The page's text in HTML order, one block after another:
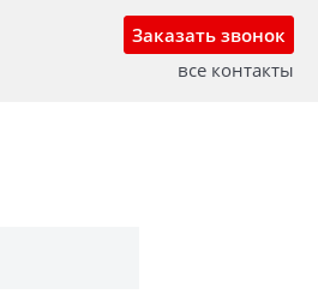
Заказать звонок
все контакты